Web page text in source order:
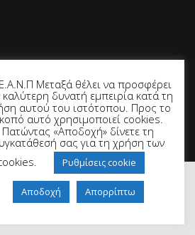
Μεταξά θέλει να προσφέρει
καλύτερη δυνατή εμπειρία κατά τη
αυτού του ιστότοπου. Προς το
αυτό χρησιμοποιεί cookies.
Πατώντας «Αποδοχή» δίνετε τη
σας για τη χρήση των
Ρυθμίσεις cookie
Αποδοχή Απορρίπτω